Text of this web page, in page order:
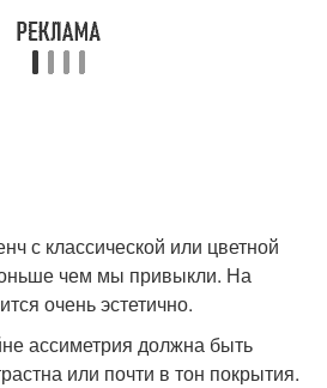
с классической или цветной
чем мы привыкли. На
очень эстетично.
ассиметрия должна быть
или почти в тон покрытия.